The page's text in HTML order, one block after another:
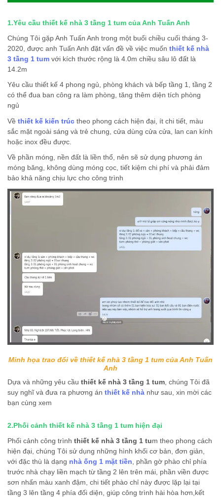
1.Yêu cầu thiết kế nhà 3 tầng 1 tum của Anh Tuấn Anh
Chúng Tôi gặp Anh Tuấn Anh trong một buổi chiều cuối tháng 3-
2020, được anh Tuấn Anh đặt vấn đề về việc muốn thiết kế nhà
3 tầng 1 tum với kích thước rộng là 4.0m chiều sâu lô đất là
14.2m
Yêu cầu thiết kế 4 phong ngủ, phòng khách và bếp tầng 1, tầng 2
có thể đua ban công ra làm phòng, tăng thêm diện tích phòng
ngủ
Về thiết kế kiến trúc theo phong cách hiện đại, ít chi tiết, màu
sắc mặt ngoài sáng và trẻ chung, cửa dùng cửa cửa, lan can kính
hoặc inox đều được.
Về phần móng, nền đất là liền thổ, nên sẽ sử dụng phương án
móng băng, không dùng móng cọc, tiết kiệm chi phí và phải đảm
bảo khả năng chịu lực cho công trình
Minh họa trao đổi về thiết kế nhà 3 tầng 1 tum của Anh Tuấn
Anh
Dựa và những yêu cầu thiết kế nhà 3 tầng 1 tum , chúng Tôi đã
suy nghĩ và đưa ra phương án thiết kế nhà như sau, xin mời các
bạn cùng xem
2.Phối cảnh thiết kế nhà 3 tầng 1 tum hiện đại
Phối cảnh công trình thiết kế nhà 3 tầng 1 tum theo phong cách
hiện đại, chúng Tôi sử dụng những hình khối cơ bản, đơn giản,
với đặc thù là dạng nhà ống 1 mặt tiền , phần gờ phào chỉ phía
trước nhà chạy liền mạch từ tầng 2 lên trên mái, phần viền được
sơn nhấn màu xanh đậm, chi tiết phào chỉ này được lặp lại tại
tầng 3 lên tầng 4 phía đối diện, giúp công trình hài hòa hơn,kết